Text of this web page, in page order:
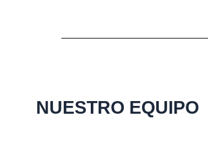
NUESTRO EQUIPO